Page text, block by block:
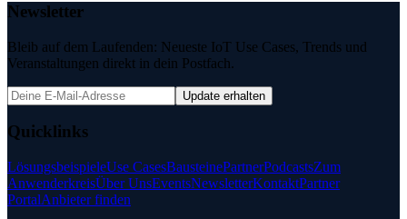
Newsletter
Bleib auf dem Laufenden: Neueste IoT Use Cases, Trends und
Veranstaltungen direkt in dein Postfach.
Update erhalten
Quicklinks
LösungsbeispieleUse CasesBausteinePartnerPodcastsZum
AnwenderkreisÜber UnsEventsNewsletterKontaktPartner
PortalAnbieter finden